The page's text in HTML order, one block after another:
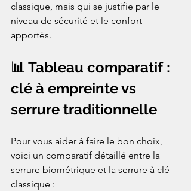
classique, mais qui se justifie par le
niveau de sécurité et le confort
apportés.
📊 Tableau comparatif :
clé à empreinte vs
serrure traditionnelle
Pour vous aider à faire le bon choix,
voici un comparatif détaillé entre la
serrure biométrique et la serrure à clé
classique :